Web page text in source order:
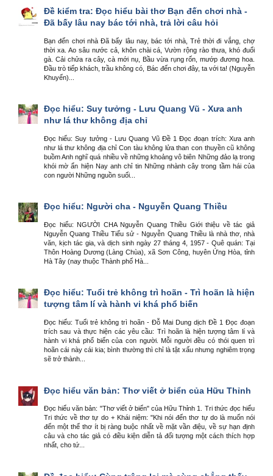
Đề kiểm tra: Đọc hiểu bài thơ Bạn đến chơi nhà -
Đã bấy lâu nay bác tới nhà, trả lời câu hỏi
Bạn đến chơi nhà Đã bấy lâu nay, bác tới nhà, Trẻ thời đi vắng, chợ
thời xa. Ao sâu nước cả, khôn chài cá, Vườn rộng rào thưa, khó đuổi
gà. Cải chửa ra cây, cà mới nụ, Bầu vừa rụng rốn, mướp đương hoa.
Đầu trò tiếp khách, trầu không có, Bác đến chơi đây, ta với ta! (Nguyễn
Khuyến)...
Đọc hiểu: Suy tưởng - Lưu Quang Vũ - Xưa anh
như lá thư không địa chỉ
Đọc hiểu: Suy tưởng - Lưu Quang Vũ Đề 1 Đọc đoạn trích: Xưa anh
như lá thư không địa chỉ Con tàu không lửa than con thuyền cũ không
buồm Anh nghĩ quá nhiều về những khoảng vô biên Những đảo lạ trong
khói mờ ẩn hiện Nay anh chỉ tin Những nhành cây trong tầm hái của
con người Những nguồn suối...
Đọc hiểu: Người cha - Nguyễn Quang Thiều
Đọc hiểu: NGƯỜI CHA Nguyễn Quang Thiều Giới thiệu về tác giả
Nguyễn Quang Thiều Tiểu sử - Nguyễn Quang Thiều là nhà thơ, nhà
văn, kịch tác gia, và dịch sinh ngày 27 tháng 4, 1957 - Quê quán: Tại
Thôn Hoàng Dương (Làng Chùa), xã Sơn Công, huyên Ứng Hòa, tỉnh
Hà Tây (nay thuộc Thành phố Hà...
Đọc hiểu: Tuổi trẻ không trì hoãn - Trì hoãn là hiện
tượng tâm lí và hành vi khá phổ biến
Đọc hiểu: Tuổi trẻ không trì hoãn - Đỗ Mai Dung dịch Đề 1 Đọc đoạn
trích sau và thực hiện các yêu cầu: Trì hoãn là hiện tượng tâm lí và
hành vi khá phổ biến của con người. Mỗi người đều có thói quen trì
hoãn cái này cái kia; bình thường thì chỉ là tật xấu nhưng nghiêm trọng
sẽ trở thành...
Đọc hiểu văn bản: Thơ viết ở biển của Hữu Thỉnh
Đọc hiểu văn bản: "Thơ viết ở biển" của Hữu Thỉnh 1. Tri thức đọc hiểu
Tri thức về thơ tự do + Khái niệm: "Khi nói đến thơ tự do là muốn nói
đến một thể thơ ít bị ràng buộc nhất về mặt vần điệu, về sự hạn định
câu và cho tác giả có điều kiện diễn tả đối tượng một cách thích hợp
nhất, cho tứ...